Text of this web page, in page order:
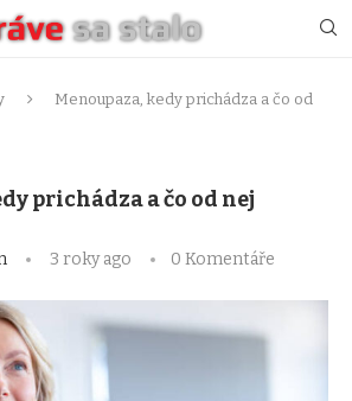
Menoupaza, kedy prichádza a čo od
prichádza a čo od nej
3 roky ago 0 Komentáře